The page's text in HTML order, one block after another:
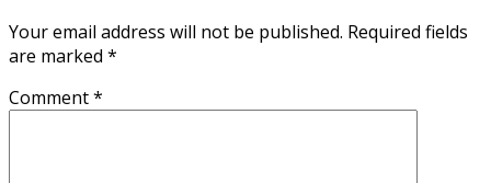
Your email address will not be published. Required fields
are marked *
Comment*